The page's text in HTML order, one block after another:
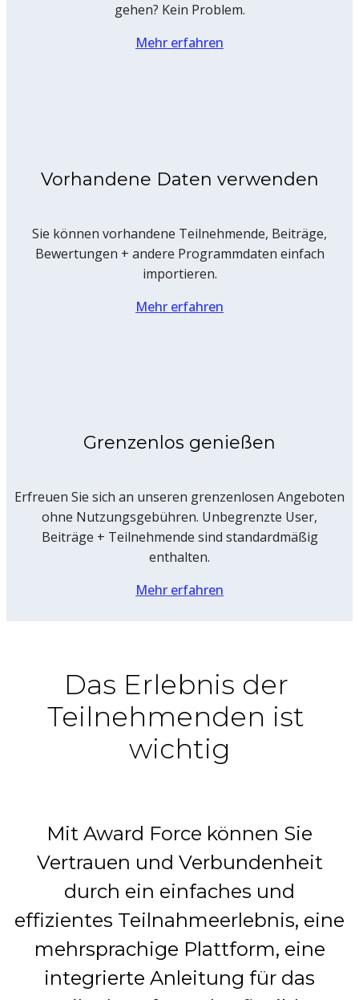
gehen? Kein Problem.
Mehr erfahren
Vorhandene Daten verwenden
Sie können vorhandene Teilnehmende, Beiträge,
Bewertungen + andere Programmdaten einfach
importieren.
Mehr erfahren
Grenzenlos genießen
Erfreuen Sie sich an unseren grenzenlosen Angeboten
ohne Nutzungsgebühren. Unbegrenzte User,
Beiträge + Teilnehmende sind standardmäßig
enthalten.
Mehr erfahren
Das Erlebnis der
Teilnehmenden ist
wichtig
Mit Award Force können Sie
Vertrauen und Verbundenheit
durch ein einfaches und
effizientes Teilnahmeerlebnis, eine
mehrsprachige Plattform, eine
integrierte Anleitung für das